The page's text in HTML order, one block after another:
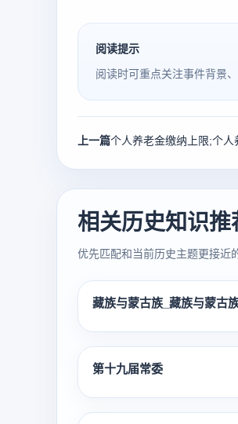
阅读提示
阅读时可重点关注事件背景
上一篇个人养老金缴纳上限;个
相关历史知识推
优先匹配和当前历史主题更接近
藏族与蒙古族_藏族与蒙古
第十九届常委